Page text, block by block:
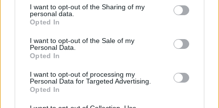
not limited to your visit or usage behaviour. You may click to
grant or deny consent to Google and its third-party tags to
use your data for below specified purposes in below Google
consent section.
I want to opt-out of the Sharing of my
personal data.
Opted In
I want to opt-out of the Sale of my
Personal Data.
Opted In
I want to opt-out of processing my
Personal Data for Targeted Advertising.
Opted In
KIVÁLÓ PROGRAM VÁR MINDENKIT EZEN A HÉTVÉGÉN
GYŐRBEN
Középpontban a hagyományőrzés, de lesz Pogány Induló és